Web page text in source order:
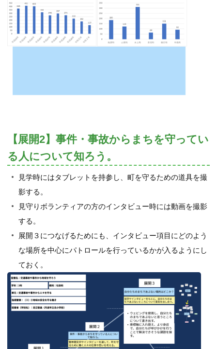
【展開2】事件・事故からまちを守ってい
る人について知ろう。
見学時にはタブレットを持参し、町を守るための道具を撮
影する。
見守りボランティアの方のインタビュー時には動画を撮影
する。
展開３につなげるためにも、インタビュー項目にどのよう
な場所を中心にパトロールを行っているかが入るようにし
ておく。